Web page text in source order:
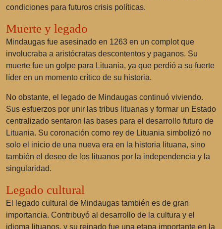
condiciones para futuros crisis políticas.
Muerte y legado
Mindaugas fue asesinado en 1263 en un complot que
involucraba a aristócratas descontentos y paganos. Su
muerte fue un golpe para Lituania, ya que perdió a su fuerte
líder en un momento crítico de su historia.
No obstante, el legado de Mindaugas continuó viviendo.
Sus esfuerzos por unir las tribus lituanas y formar un Estado
centralizado sentaron las bases para el desarrollo futuro de
Lituania. Su coronación como rey de Lituania simbolizó no
solo el inicio de una nueva era en la historia lituana, sino
también el deseo de los lituanos por la independencia y la
singularidad.
Legado cultural
El legado cultural de Mindaugas también es de gran
importancia. Contribuyó al desarrollo de la cultura y el
idioma lituanos, y su reinado fue una etapa importante en la